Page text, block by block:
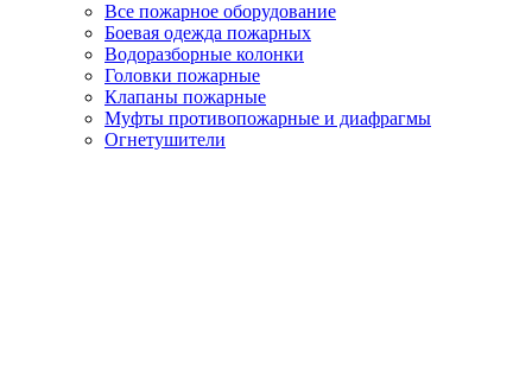
Все пожарное оборудование
Боевая одежда пожарных
Водоразборные колонки
Головки пожарные
Клапаны пожарные
Муфты противопожарные и диафрагмы
Огнетушители